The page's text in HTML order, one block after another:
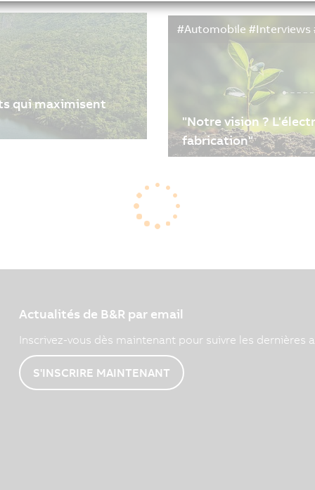
Technical Officer de
la fabrication
Une nouvelle ère
nouveaux défis de
de fabrication qui
machines. Un nouveau
qui se configure
non l'inverse.
qui maximisent
#Automobile #Interviews
"Notre vision ?
fabrication"
Actualités de B&R par email
Inscrivez-vous dès maintenant pour suivre les dernières
S'INSCRIRE MAINTENANT